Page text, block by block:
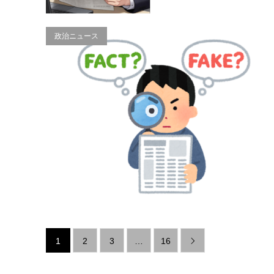
政治ニュース
1 2 3 16 